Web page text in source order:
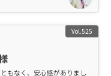
Vol.525
もなく、安心感がありまし